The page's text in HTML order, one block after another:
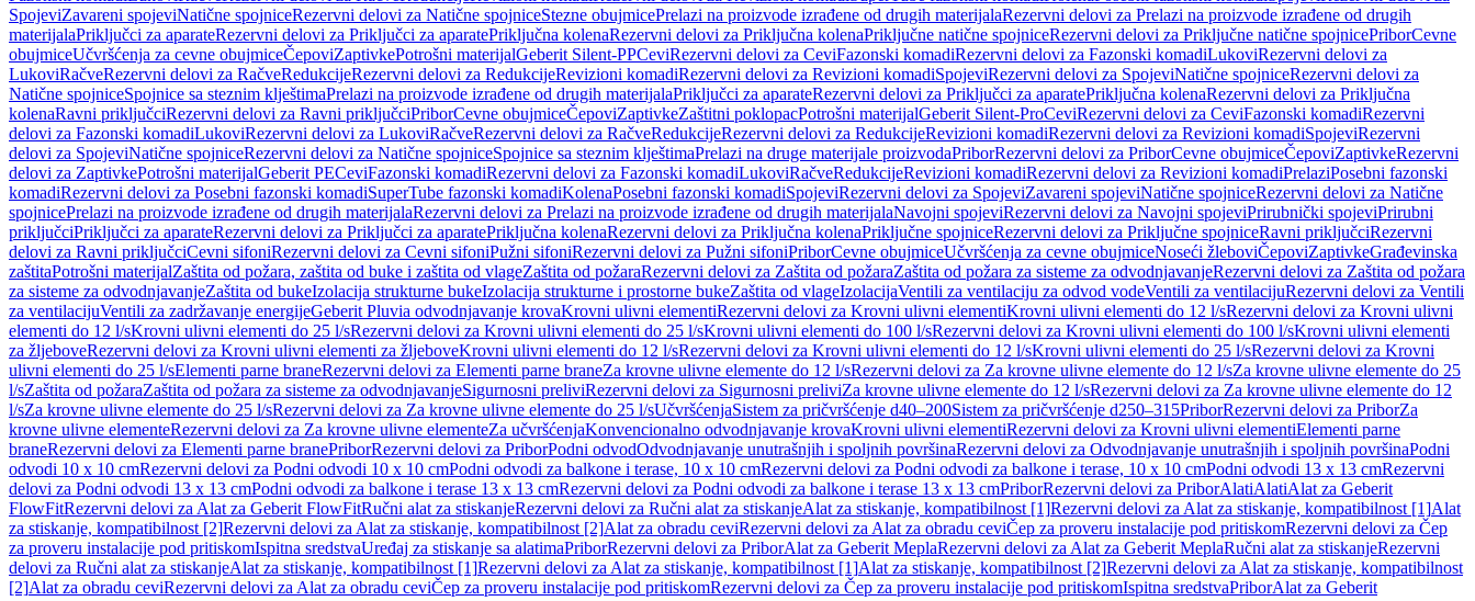
SpojeviZavareni spojeviNatične spojniceRezervni delovi za Natične spojniceStezne obujmicePrelazi na proizvode izrađene od drugih materijalaRezervni delovi za Prelazi na proizvode izrađene od drugih
materijalaPriključci za aparateRezervni delovi za Priključci za aparatePriključna kolenaRezervni delovi za Priključna kolenaPriključne natične spojniceRezervni delovi za Priključne natične spojnicePriborCevne
obujmiceUčvršćenja za cevne obujmiceČepoviZaptivkePotrošni materijalGeberit Silent-PPCeviRezervni delovi za CeviFazonski komadiRezervni delovi za Fazonski komadiLukoviRezervni delovi za
LukoviRačveRezervni delovi za RačveRedukcijeRezervni delovi za RedukcijeRevizioni komadiRezervni delovi za Revizioni komadiSpojeviRezervni delovi za SpojeviNatične spojniceRezervni delovi za
Natične spojniceSpojnice sa steznim klještimaPrelazi na proizvode izrađene od drugih materijalaPriključci za aparateRezervni delovi za Priključci za aparatePriključna kolenaRezervni delovi za Priključna
kolenaRavni priključciRezervni delovi za Ravni priključciPriborCevne obujmiceČepoviZaptivkeZaštitni poklopacPotrošni materijalGeberit Silent-ProCeviRezervni delovi za CeviFazonski komadiRezervni
delovi za Fazonski komadiLukoviRezervni delovi za LukoviRačveRezervni delovi za RačveRedukcijeRezervni delovi za RedukcijeRevizioni komadiRezervni delovi za Revizioni komadiSpojeviRezervni
delovi za SpojeviNatične spojniceRezervni delovi za Natične spojniceSpojnice sa steznim klještimaPrelazi na druge materijale proizvodaPriborRezervni delovi za PriborCevne obujmiceČepoviZaptivkeRezervni
delovi za ZaptivkePotrošni materijalGeberit PECeviFazonski komadiRezervni delovi za Fazonski komadiLukoviRačveRedukcijeRevizioni komadiRezervni delovi za Revizioni komadiPrelaziPosebni fazonski
komadiRezervni delovi za Posebni fazonski komadiSuperTube fazonski komadiKolenaPosebni fazonski komadiSpojeviRezervni delovi za SpojeviZavareni spojeviNatične spojniceRezervni delovi za Natične
spojnicePrelazi na proizvode izrađene od drugih materijalaRezervni delovi za Prelazi na proizvode izrađene od drugih materijalaNavojni spojeviRezervni delovi za Navojni spojeviPrirubnički spojeviPrirubni
priključciPriključci za aparateRezervni delovi za Priključci za aparatePriključna kolenaRezervni delovi za Priključna kolenaPriključne spojniceRezervni delovi za Priključne spojniceRavni priključciRezervni
delovi za Ravni priključciCevni sifoniRezervni delovi za Cevni sifoniPužni sifoniRezervni delovi za Pužni sifoniPriborCevne obujmiceUčvršćenja za cevne obujmiceNoseći žleboviČepoviZaptivkeGrađevinska
zaštitaPotrošni materijalZaštita od požara, zaštita od buke i zaštita od vlageZaštita od požaraRezervni delovi za Zaštita od požaraZaštita od požara za sisteme za odvodnjavanjeRezervni delovi za Zaštita od požara
za sisteme za odvodnjavanjeZaštita od bukeIzolacija strukturne bukeIzolacija strukturne i prostorne bukeZaštita od vlageIzolacijaVentili za ventilaciju za odvod vodeVentili za ventilacijuRezervni delovi za Ventili
za ventilacijuVentili za zadržavanje energijeGeberit Pluvia odvodnjavanje krovaKrovni ulivni elementiRezervni delovi za Krovni ulivni elementiKrovni ulivni elementi do 12 l/sRezervni delovi za Krovni ulivni
elementi do 12 l/sKrovni ulivni elementi do 25 l/sRezervni delovi za Krovni ulivni elementi do 25 l/sKrovni ulivni elementi do 100 l/sRezervni delovi za Krovni ulivni elementi do 100 l/sKrovni ulivni elementi
za žljeboveRezervni delovi za Krovni ulivni elementi za žljeboveKrovni ulivni elementi do 12 l/sRezervni delovi za Krovni ulivni elementi do 12 l/sKrovni ulivni elementi do 25 l/sRezervni delovi za Krovni
ulivni elementi do 25 l/sElementi parne braneRezervni delovi za Elementi parne braneZa krovne ulivne elemente do 12 l/sRezervni delovi za Za krovne ulivne elemente do 12 l/sZa krovne ulivne elemente do 25
l/sZaštita od požaraZaštita od požara za sisteme za odvodnjavanjeSigurnosni preliviRezervni delovi za Sigurnosni preliviZa krovne ulivne elemente do 12 l/sRezervni delovi za Za krovne ulivne elemente do 12
l/sZa krovne ulivne elemente do 25 l/sRezervni delovi za Za krovne ulivne elemente do 25 l/sUčvršćenjaSistem za pričvršćenje d40–200Sistem za pričvršćenje d250–315PriborRezervni delovi za PriborZa
krovne ulivne elementeRezervni delovi za Za krovne ulivne elementeZa učvršćenjaKonvencionalno odvodnjavanje krovaKrovni ulivni elementiRezervni delovi za Krovni ulivni elementiElementi parne
braneRezervni delovi za Elementi parne branePriborRezervni delovi za PriborPodni odvodOdvodnjavanje unutrašnjih i spoljnih površinaRezervni delovi za Odvodnjavanje unutrašnjih i spoljnih površinaPodni
odvodi 10 x 10 cmRezervni delovi za Podni odvodi 10 x 10 cmPodni odvodi za balkone i terase, 10 x 10 cmRezervni delovi za Podni odvodi za balkone i terase, 10 x 10 cmPodni odvodi 13 x 13 cmRezervni
delovi za Podni odvodi 13 x 13 cmPodni odvodi za balkone i terase 13 x 13 cmRezervni delovi za Podni odvodi za balkone i terase 13 x 13 cmPriborRezervni delovi za PriborAlatiAlatiAlat za Geberit
FlowFitRezervni delovi za Alat za Geberit FlowFitRučni alat za stiskanjeRezervni delovi za Ručni alat za stiskanjeAlat za stiskanje, kompatibilnost [1]Rezervni delovi za Alat za stiskanje, kompatibilnost [1]Alat
za stiskanje, kompatibilnost [2]Rezervni delovi za Alat za stiskanje, kompatibilnost [2]Alat za obradu ceviRezervni delovi za Alat za obradu ceviČep za proveru instalacije pod pritiskomRezervni delovi za Čep
za proveru instalacije pod pritiskomIspitna sredstvaUređaj za stiskanje sa alatimaPriborRezervni delovi za PriborAlat za Geberit MeplaRezervni delovi za Alat za Geberit MeplaRučni alat za stiskanjeRezervni
delovi za Ručni alat za stiskanjeAlat za stiskanje, kompatibilnost [1]Rezervni delovi za Alat za stiskanje, kompatibilnost [1]Alat za stiskanje, kompatibilnost [2]Rezervni delovi za Alat za stiskanje, kompatibilnost
[2]Alat za obradu ceviRezervni delovi za Alat za obradu ceviČep za proveru instalacije pod pritiskomRezervni delovi za Čep za proveru instalacije pod pritiskomIspitna sredstvaPriborAlat za Geberit